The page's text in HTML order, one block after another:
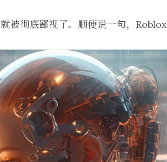
被彻底鄙视了。顺便说一句，